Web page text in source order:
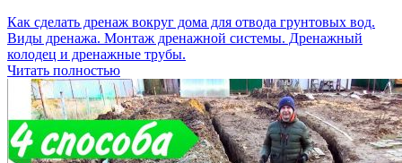
Как сделать дренаж вокруг дома для отвода грунтовых вод.
Виды дренажа. Монтаж дренажной системы. Дренажный
колодец и дренажные трубы.
Читать полностью